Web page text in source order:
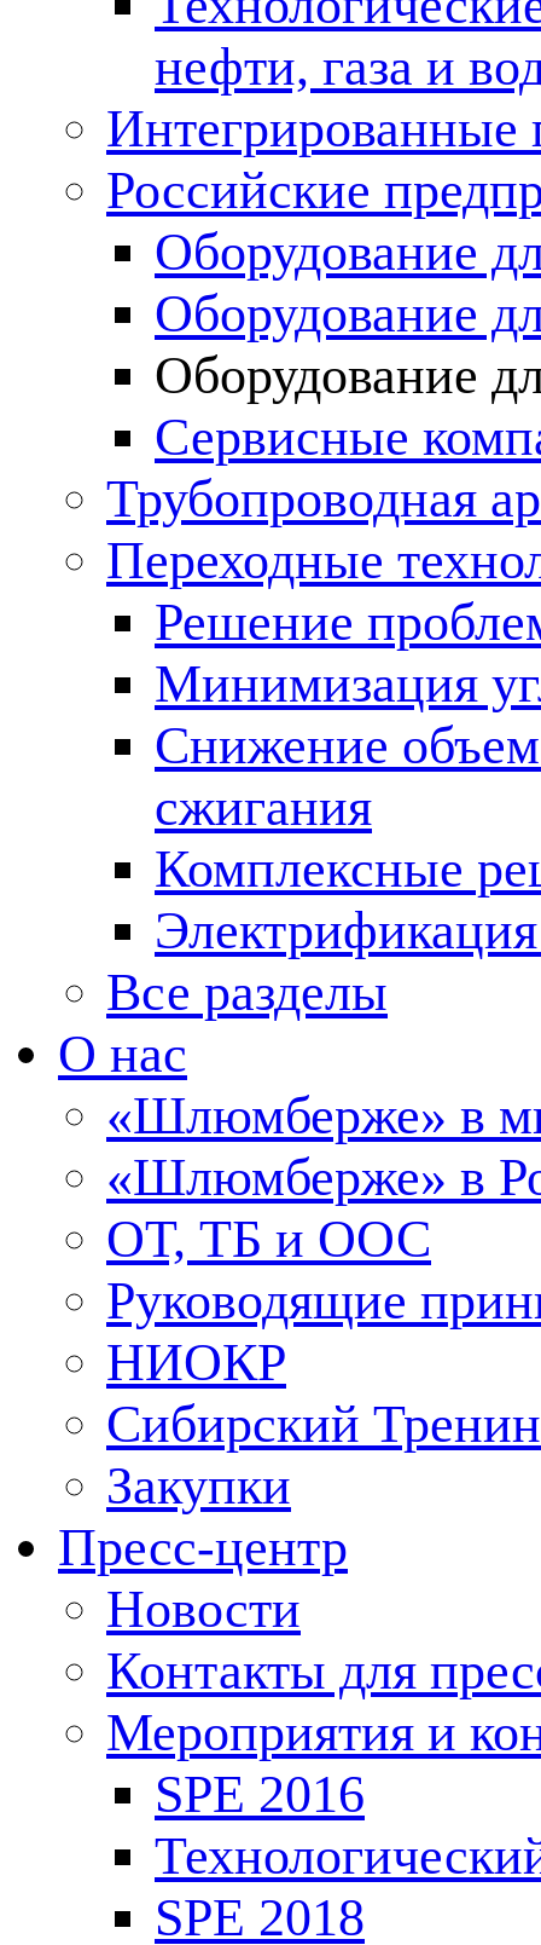
нефти, газа и
Российские
Оборудование
Оборудование
Оборудование
Сервисные
Трубопроводная
Переходные
Решение
Минимизация
Снижение
сжигания
Комплексные
Все разделы
О нас
«Шлюмберже» в
«Шлюмберже» в
ОТ, ТБ и ООС
Руководящие
НИОКР
Сибирский
Закупки
Пресс-центр
Новости
Контакты для
Мероприятия и
SPE 2016
SPE 2018